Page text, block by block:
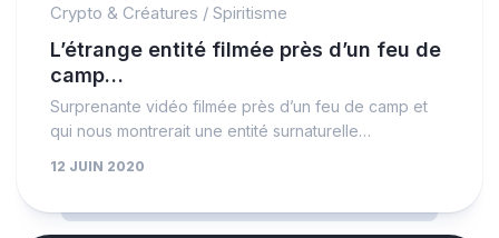
Crypto & Créatures / Spiritisme
L’étrange entité filmée près d’un feu de
camp…
Surprenante vidéo filmée près d’un feu de camp et
qui nous montrerait une entité surnaturelle…
12 JUIN 2020